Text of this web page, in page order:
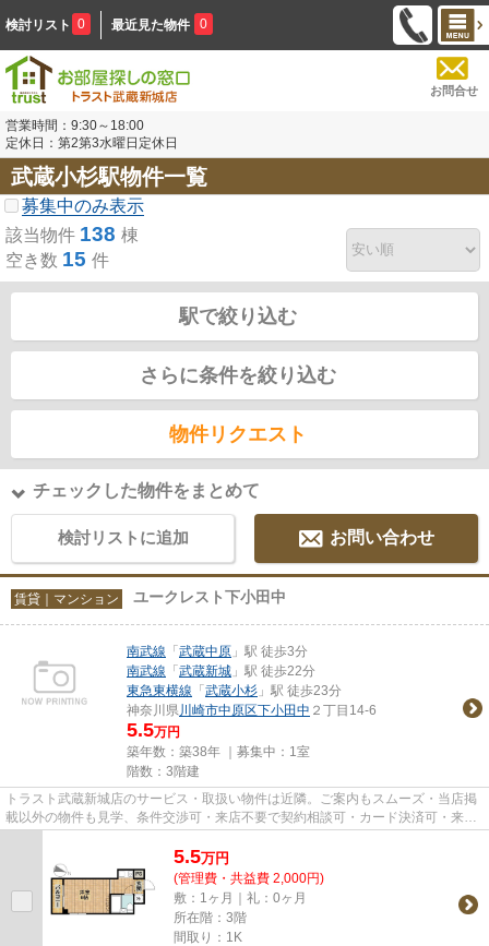
検討リスト 0 最近見た物件 0
お問合せ
営業時間：9:30～18:00
定休日：第2第3水曜日定休日
武蔵小杉駅物件一覧
募集中のみ表示
該当物件 138 棟
空き数 15 件
駅で絞り込む
さらに条件を絞り込む
物件リクエスト
チェックした物件をまとめて
検討リストに追加 お問い合わせ
賃貸｜マンション ユークレスト下小田中
南武線 「武蔵中原 」駅 徒歩3分
南武線 「武蔵新城 」駅 徒歩22分
東急東横線 「武蔵小杉 」駅 徒歩23分
神奈川県川崎市中原区下小田中 ２丁目14-6
5.5万円
築年数：築38年 ｜募集中： 1室
階数：3階建
トラスト武蔵新城店のサービス・取扱い物件は近隣。ご案内もスムーズ・当店掲
載以外の物件も見学、条件交渉可・来店不要で契約相談可・カード決済可・来店
時無料駐車場有（要電話予約...
5.5万円
(管理費・共益費 2,000円)
敷：1ヶ月｜礼：0ヶ月
所在階：3階
間取り：1K